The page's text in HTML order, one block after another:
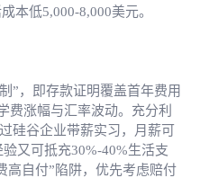
本低5,000-8,000美元。
，即存款证明覆盖首年费用
费涨幅与汇率波动。充分利
硅谷企业带薪实习，月薪可
又可抵充30%-40%生活支
高自付”陷阱，优先考虑赔付